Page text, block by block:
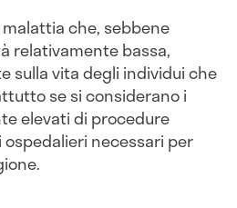
che, sebbene
relativamente bassa,
sulla vita degli individui che
se si considerano i
elevati di procedure
necessari per